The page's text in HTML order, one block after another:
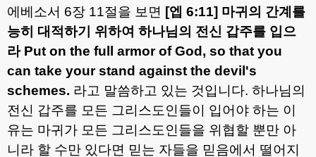
에베소서 6장 11절을 보면 [엡 6:11] 마귀의 간계를
능히 대적하기 위하여 하나님의 전신 갑주를 입으
라Put on the full armor of God, so that you
can take your stand against the devil's
schemes. 라고 말씀하고 있는 것입니다. 하나님의
전신 갑주를 모든 그리스도인들이 입어야 하는 이
유는 마귀가 모든 그리스도인들을 위협할 뿐만 아
니라 할 수만 있다면 믿는 자들을 믿음에서 떨어지